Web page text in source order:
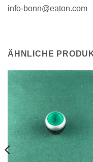
info-bonn@eaton.com
ÄHNLICHE